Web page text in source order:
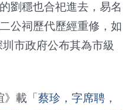
劉穩也合祀進去，易名
公祠歷代歷經重修，如
市政府公布其為市級
》載「蔡珍，字席聘，